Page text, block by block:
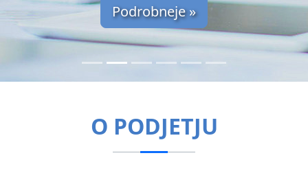
Podrobneje »
O PODJETJU